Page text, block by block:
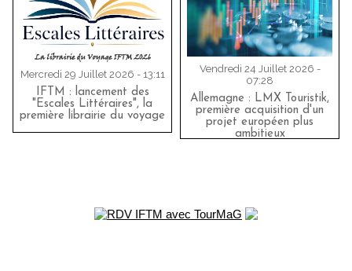
Mercredi 29 Juillet 2026 - 13:11
IFTM : lancement des
"Escales Littéraires", la
première librairie du voyage
Vendredi 24 Juillet 2026 -
07:28
Allemagne : LMX Touristik,
première acquisition d'un
projet européen plus
ambitieux